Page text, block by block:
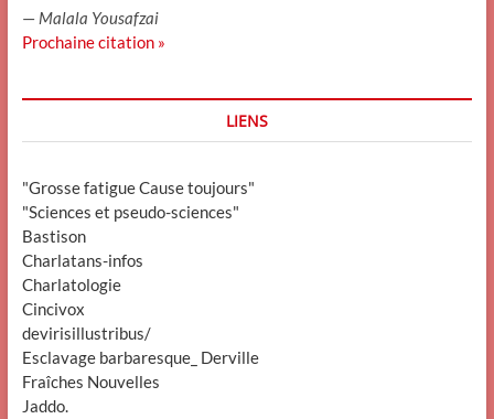
— Malala Yousafzai
Prochaine citation »
LIENS
"Grosse fatigue Cause toujours"
"Sciences et pseudo-sciences"
Bastison
Charlatans-infos
Charlatologie
Cincivox
devirisillustribus/
Esclavage barbaresque_ Derville
Fraîches Nouvelles
Jaddo.